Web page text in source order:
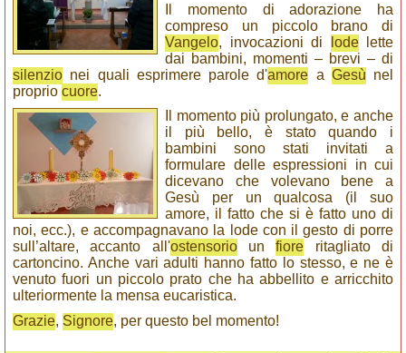
Il momento di adorazione ha
compreso un piccolo brano di
Vangelo, invocazioni di lodelette
dai bambini, momenti – brevi – di
silenzio nei quali esprimere parole d'amore a Gesù nel
proprio cuore.
Il momento più prolungato, e anche
il più bello, è stato quando i
bambini sono stati invitati a
formulare delle espressioni in cui
dicevano che volevano bene a
Gesù per un qualcosa (il suo
amore, il fatto che si è fatto uno di
noi, ecc.), e accompagnavano la lode con il gesto di porre
sull’altare, accanto all'ostensoriounfiore ritagliato di
cartoncino. Anche vari adulti hanno fatto lo stesso, e ne è
venuto fuori un piccolo prato che ha abbellito e arricchito
ulteriormente la mensa eucaristica.
Grazie, Signore, per questo bel momento!